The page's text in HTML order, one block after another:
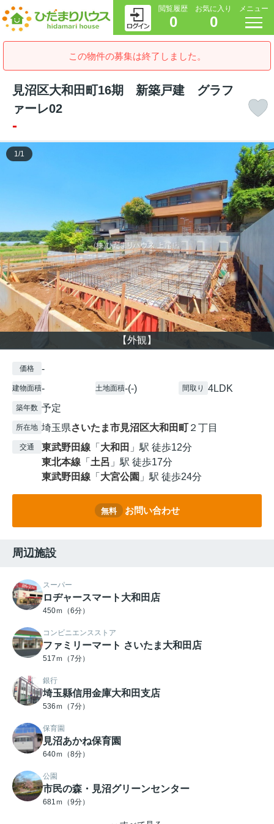
閲覧履歴
0
お気に入り
0
メニュー
この物件の募集は終了しました。
見沼区大和田町16期 新築戸建 グラフ
ァーレ02
-
【外観】
1/1
価格 -
建物面積- 土地面積-(-) 間取り 4LDK
築年数 予定
所在地 埼玉県さいたま市見沼区大和田町 ２丁目
交通 東武野田線 「 大和田 」駅 徒歩12分
東北本線 「 土呂 」駅 徒歩17分
東武野田線 「 大宮公園 」駅 徒歩24分
無料 お問い合わせ
周辺施設
スーパー
ロヂャースマート大和田店
450ｍ（6分）
コンビニエンスストア
ファミリーマート さいたま大和田店
517ｍ（7分）
銀行
埼玉縣信用金庫大和田支店
536ｍ（7分）
保育園
見沼あかね保育園
640ｍ（8分）
公園
市民の森・見沼グリーンセンター
681ｍ（9分）